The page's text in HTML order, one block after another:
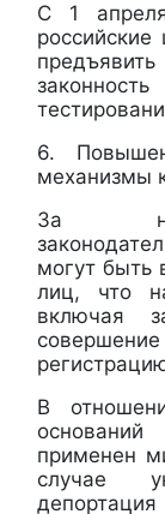
С 1
6.
механизмы
За
могут быть
лиц, что
включая
В
применен
случае